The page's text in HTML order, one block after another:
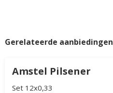
Gerelateerde aanbiedingen
Amstel Pilsener
Set 12x0,33